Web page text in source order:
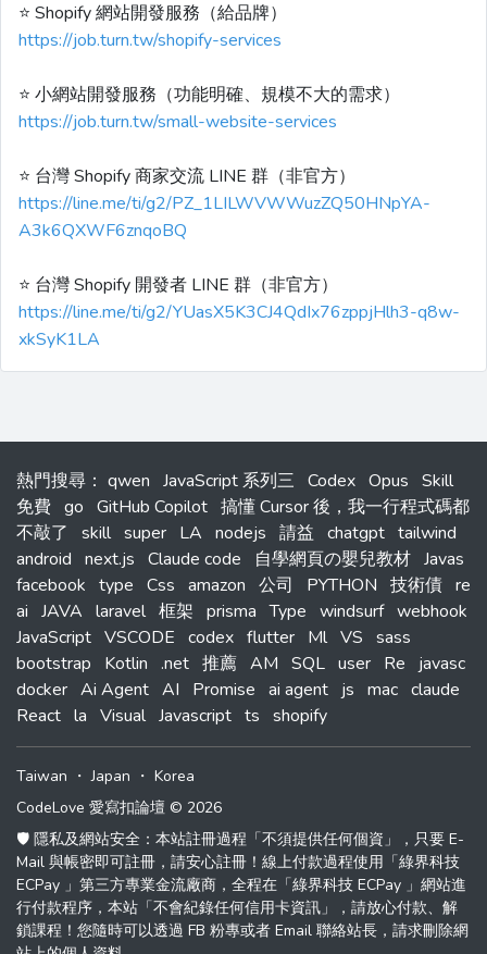
⭐️ Shopify 網站開發服務（給品牌）
https://job.turn.tw/shopify-services
⭐️ 小網站開發服務（功能明確、規模不大的需求）
https://job.turn.tw/small-website-services
⭐️ 台灣 Shopify 商家交流 LINE 群（非官方）
https://line.me/ti/g2/PZ_1LILWVWWuzZQ50HNpYA-
A3k6QXWF6znqoBQ
⭐️ 台灣 Shopify 開發者 LINE 群（非官方）
https://line.me/ti/g2/YUasX5K3CJ4QdIx76zppjHlh3-q8w-
xkSyK1LA
熱門搜尋 ： qwen JavaScript 系列三 Codex Opus Skill
免費 go GitHub Copilot 搞懂 Cursor 後，我一行程式碼都
不敲了
skill super LA nodejs 請益 chatgpt tailwind
android next.js Claude code 自學網頁の嬰兒教材 Javas
facebook type Css amazon 公司 PYTHON 技術債 re
ai JAVA laravel 框架 prisma Type windsurf webhook
JavaScript VSCODE codex flutter Ml VS sass
bootstrap
Kotlin .net 推薦 AM SQL user Re javasc
docker Ai Agent AI Promise ai agent js mac claude
React la Visual Javascript ts shopify
Taiwan ・Japan ・ Korea
CodeLove 愛寫扣論壇 © 2026
🛡️ 隱私及網站安全：本站註冊過程「不須提供任何個資」，只要 E-
Mail 與帳密即可註冊，請安心註冊！線上付款過程使用「綠界科技
ECPay 」第三方專業金流廠商，全程在「綠界科技 ECPay 」網站進
行付款程序，本站「不會紀錄任何信用卡資訊」，請放心付款、解
鎖課程！您隨時可以透過 FB 粉專或者 Email 聯絡站長，請求刪除網